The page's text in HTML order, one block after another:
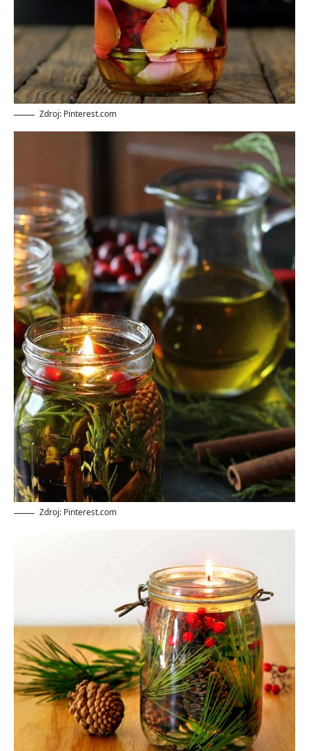
Zdroj: Pinterest.com
Zdroj: Pinterest.com